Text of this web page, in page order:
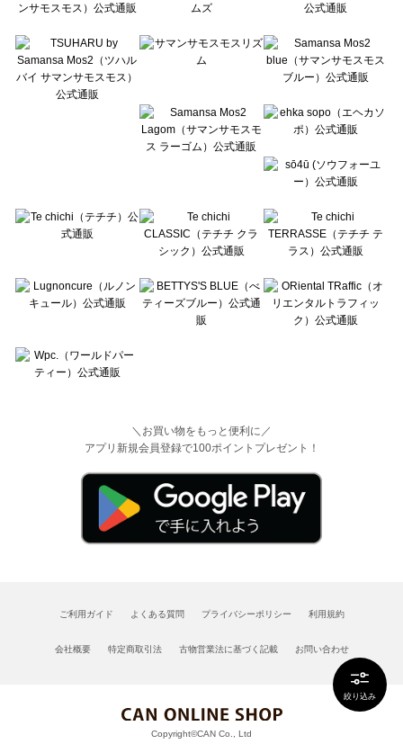
絞り込み
Te chichi CLASSIC（テチチ クラシック）の一覧
Lugnoncure（ルノンキュール）の一覧
BETTY'S BLUE（べティーズブルー）の一覧
Wpc.（ワールドパーティー）の一覧
＼お買い物をもっと便利に／
アプリ新規会員登録で100ポイントプレゼント！
ご利用ガイド よくある質問 プライバシーポリシー 利用規約
会社概要 特定商取引法 古物営業法に基づく記載 お問い合わせ
Copyright©CAN Co., Ltd